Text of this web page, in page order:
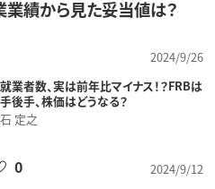
業績から見た妥当値は？
2024/9/26
業者数、実は前年比マイナス！？FRBは
後手、株価はどうなる？
定之
2024/9/12
0